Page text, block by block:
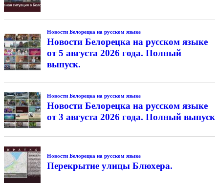
Новости Белорецка на русском языке
Новости Белорецка на русском языке
от 5 августа 2026 года. Полный
выпуск.
Новости Белорецка на русском языке
Новости Белорецка на русском языке
от 3 августа 2026 года. Полный выпуск
Новости Белорецка на русском языке
Перекрытие улицы Блюхера.